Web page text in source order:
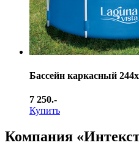
Бассейн каркасный
7 250.-
Купить
Компания